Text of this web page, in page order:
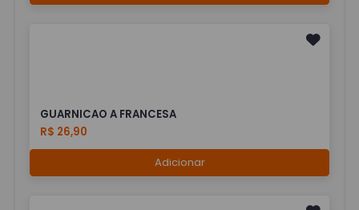
GUARNICAO A FRANCESA
R$ 26,90
Adicionar